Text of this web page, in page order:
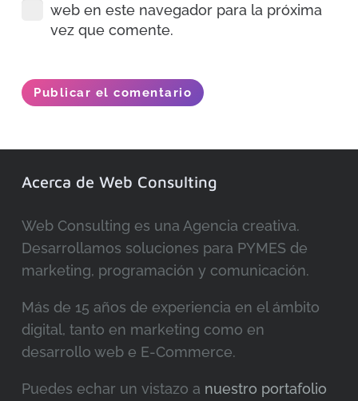
web en este navegador para la próxima
vez que comente.
Publicar el comentario
Acerca de Web Consulting
Web Consulting es una Agencia creativa.
Desarrollamos soluciones para PYMES de
marketing, programación y comunicación.
Más de 15 años de experiencia en el ámbito
digital, tanto en marketing como en
desarrollo web e E-Commerce.
Puedes echar un vistazo a nuestro portafolio